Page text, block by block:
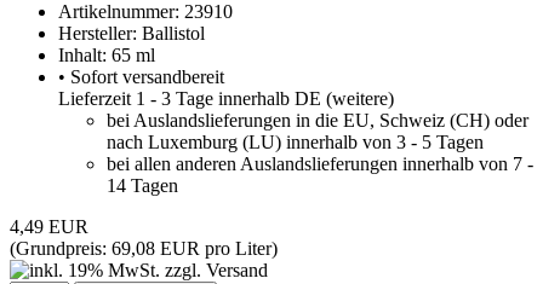
Artikelnummer: 23910
Hersteller: Ballistol
Inhalt: 65 ml
• Sofort versandbereit
Lieferzeit 1 - 3 Tage innerhalb DE (weitere)
bei Auslandslieferungen in die EU, Schweiz (CH) oder
nach Luxemburg (LU) innerhalb von 3 - 5 Tagen
bei allen anderen Auslandslieferungen innerhalb von 7 -
14 Tagen
4,49 EUR
(Grundpreis: 69,08 EUR pro Liter)